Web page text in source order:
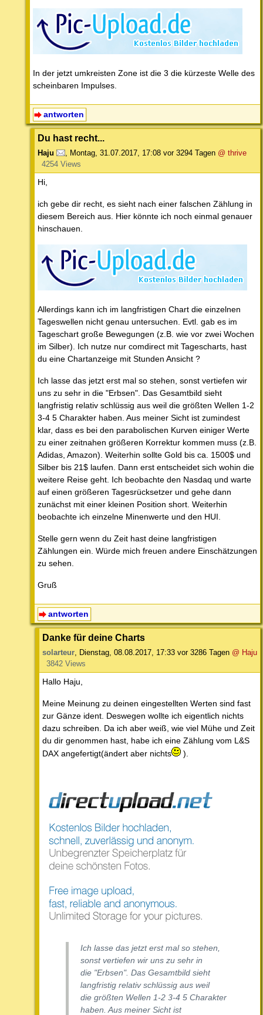
In der jetzt umkreisten Zone ist die 3 die kürzeste Welle des
scheinbaren Impulses.
antworten
Du hast recht...
Haju , Montag, 31.07.2017, 17:08 vor 3294 Tagen @ thrive
4254 Views
Hi,
ich gebe dir recht, es sieht nach einer falschen Zählung in
diesem Bereich aus. Hier könnte ich noch einmal genauer
hinschauen.
Allerdings kann ich im langfristigen Chart die einzelnen
Tageswellen nicht genau untersuchen. Evtl. gab es im
Tageschart große Bewegungen (z.B. wie vor zwei Wochen
im Silber). Ich nutze nur comdirect mit Tagescharts, hast
du eine Chartanzeige mit Stunden Ansicht ?
Ich lasse das jetzt erst mal so stehen, sonst vertiefen wir
uns zu sehr in die "Erbsen". Das Gesamtbild sieht
langfristig relativ schlüssig aus weil die größten Wellen 1-2
3-4 5 Charakter haben. Aus meiner Sicht ist zumindest
klar, dass es bei den parabolischen Kurven einiger Werte
zu einer zeitnahen größeren Korrektur kommen muss (z.B.
Adidas, Amazon). Weiterhin sollte Gold bis ca. 1500$ und
Silber bis 21$ laufen. Dann erst entscheidet sich wohin die
weitere Reise geht. Ich beobachte den Nasdaq und warte
auf einen größeren Tagesrücksetzer und gehe dann
zunächst mit einer kleinen Position short. Weiterhin
beobachte ich einzelne Minenwerte und den HUI.
Stelle gern wenn du Zeit hast deine langfristigen
Zählungen ein. Würde mich freuen andere Einschätzungen
zu sehen.
Gruß
antworten
Danke für deine Charts
solarteur Dienstag, 08.08.2017, 17:33 vor 3286 Tagen @ Haju
3842 Views
Hallo Haju,
Meine Meinung zu deinen eingestellten Werten sind fast
zur Gänze ident. Deswegen wollte ich eigentlich nichts
dazu schreiben. Da ich aber weiß, wie viel Mühe und Zeit
du dir genommen hast, habe ich eine Zählung vom L&S
DAX angefertigt(ändert aber nichts
).
Ich lasse das jetzt erst mal so stehen,
sonst vertiefen wir uns zu sehr in
die "Erbsen". Das Gesamtbild sieht
langfristig relativ schlüssig aus weil
die größten Wellen 1-2 3-4 5 Charakter
haben. Aus meiner Sicht ist